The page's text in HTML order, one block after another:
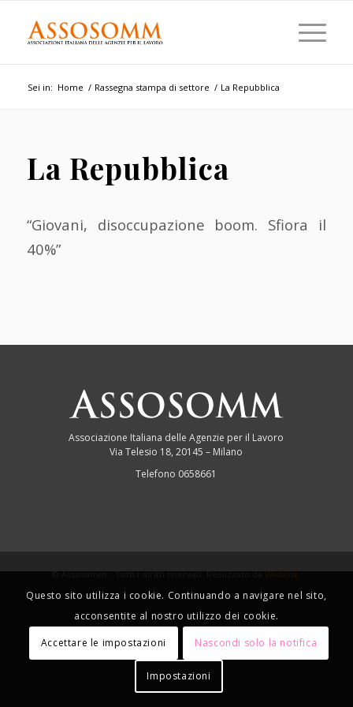
Sei in: Home / Rassegna stampa di settore / La Repubblica
La Repubblica
“Giovani, disoccupazione boom. Sfiora il
40%”
Associazione Italiana delle Agenzie per il Lavoro
Via Telesio 18, 20145 – Milano
Telefono 0658661
© Assosomm - Tutti i diritti riservati. Realizzato daWeblink.
Questo sito utilizza i cookie. Continuando a navigare nel sito,
acconsentite al nostro utilizzo dei cookie.
Accettare le impostazioni Nascondi solo la notifica
Impostazioni